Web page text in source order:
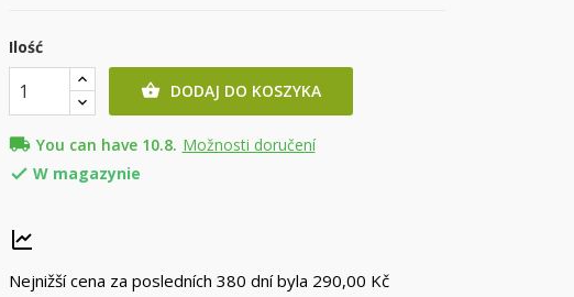
Ilość
 DODAJ DO KOSZYKA
local_shipping You can have 10.8. Možnosti doručení
 W magazynie
Nejnižší cena za posledních 380 dní byla 290,00 Kč